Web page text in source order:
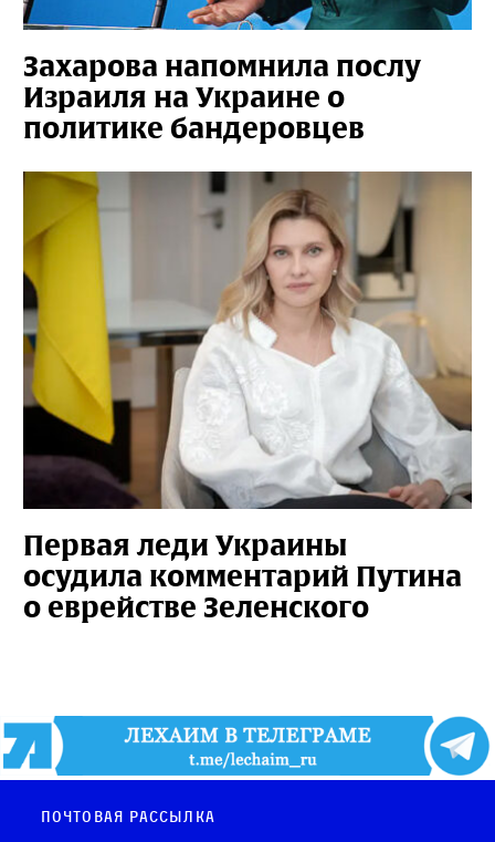
Захарова напомнила послу
Израиля на Украине о
политике бандеровцев
Первая леди Украины
осудила комментарий Путина
о еврействе Зеленского
Почтовая рассылка